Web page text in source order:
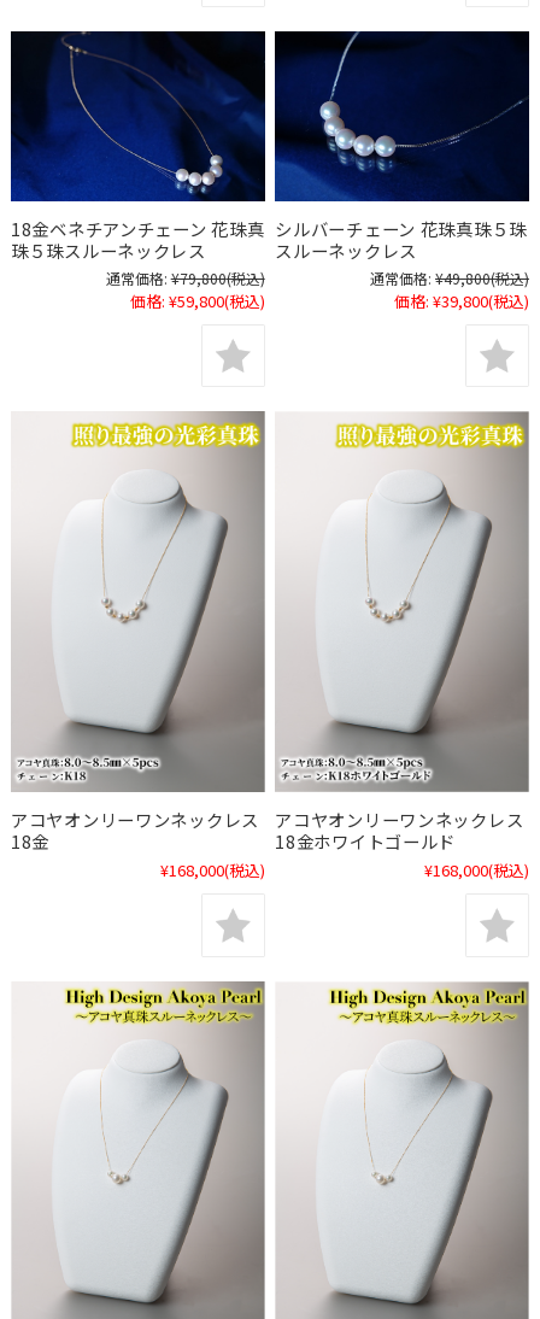
18金ベネチアンチェーン 花珠真
珠５珠スルーネックレス
通常価格: ¥79,800(税込)
価格: ¥59,800(税込)
シルバーチェーン 花珠真珠５珠
スルーネックレス
通常価格: ¥49,800(税込)
価格: ¥39,800(税込)
アコヤオンリーワンネックレス
18金
¥168,000(税込)
アコヤオンリーワンネックレス
18金ホワイトゴールド
¥168,000(税込)